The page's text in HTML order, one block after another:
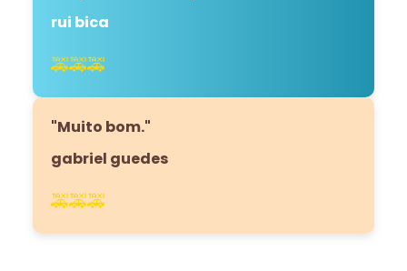
rui bica
🚕🚕🚕
"Muito bom."
gabriel guedes
🚕🚕🚕